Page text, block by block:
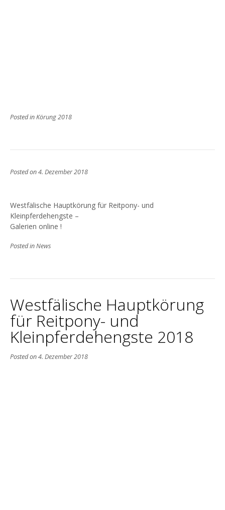
Posted inKörung 2018
Posted on4. Dezember 2018
Westfälische Hauptkörung für Reitpony- und
Kleinpferdehengste –
Galerien online !
Posted inNews
Westfälische Hauptkörung
für Reitpony- und
Kleinpferdehengste 2018
Posted on4. Dezember 2018